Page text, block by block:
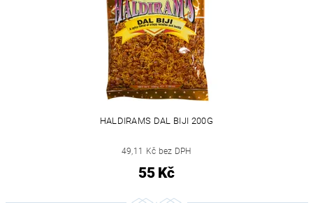
HALDIRAMS DAL BIJI 200G
49,11 Kč bez DPH
55 Kč